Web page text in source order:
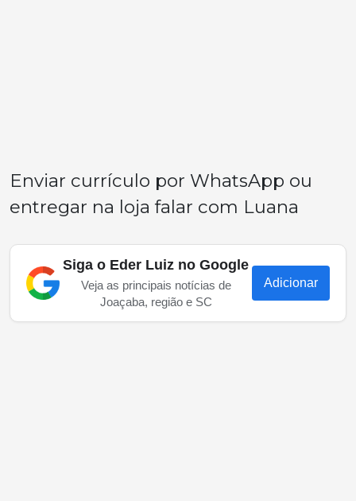
Enviar currículo por WhatsApp ou
entregar na loja falar com Luana
Siga o Eder Luiz no Google
Veja as principais notícias de
Joaçaba, região e SC
Adicionar